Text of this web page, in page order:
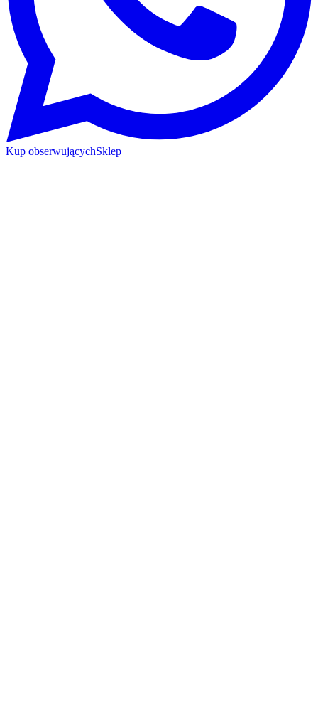
Kup obserwującychSklep